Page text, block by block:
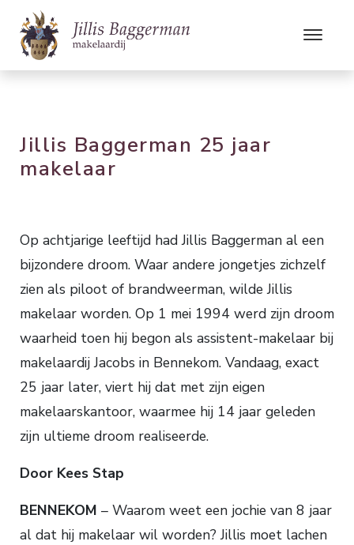
Jillis Baggerman 25 jaar
makelaar
Op achtjarige leeftijd had Jillis Baggerman al een
bijzondere droom. Waar andere jongetjes zichzelf
zien als piloot of brandweerman, wilde Jillis
makelaar worden. Op 1 mei 1994 werd zijn droom
waarheid toen hij begon als assistent-makelaar bij
makelaardij Jacobs in Bennekom. Vandaag, exact
25 jaar later, viert hij dat met zijn eigen
makelaarskantoor, waarmee hij 14 jaar geleden
zijn ultieme droom realiseerde.
Door Kees Stap
BENNEKOM – Waarom weet een jochie van 8 jaar
al dat hij makelaar wil worden? Jillis moet lachen